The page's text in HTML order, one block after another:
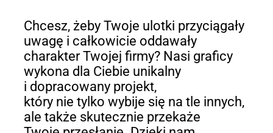
Chcesz, żeby Twoje ulotki przyciągały
uwagę i całkowicie oddawały
charakter Twojej firmy? Nasi graficy
wykona dla Ciebie unikalny
i dopracowany projekt,
który nie tylko wybije się na tle innych,
ale także skutecznie przekaże